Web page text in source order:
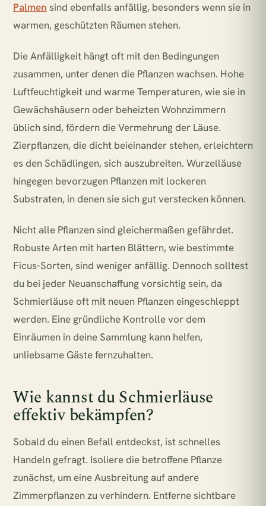
Palmen sind ebenfalls anfällig, besonders wenn sie in
warmen, geschützten Räumen stehen.
Die Anfälligkeit hängt oft mit den Bedingungen
zusammen, unter denen die Pflanzen wachsen. Hohe
Luftfeuchtigkeit und warme Temperaturen, wie sie in
Gewächshäusern oder beheizten Wohnzimmern
üblich sind, fördern die Vermehrung der Läuse.
Zierpflanzen, die dicht beieinander stehen, erleichtern
es den Schädlingen, sich auszubreiten. Wurzelläuse
hingegen bevorzugen Pflanzen mit lockeren
Substraten, in denen sie sich gut verstecken können.
Nicht alle Pflanzen sind gleichermaßen gefährdet.
Robuste Arten mit harten Blättern, wie bestimmte
Ficus-Sorten, sind weniger anfällig. Dennoch solltest
du bei jeder Neuanschaffung vorsichtig sein, da
Schmierläuse oft mit neuen Pflanzen eingeschleppt
werden. Eine gründliche Kontrolle vor dem
Einräumen in deine Sammlung kann helfen,
unliebsame Gäste fernzuhalten.
Wie kannst du Schmierläuse
effektiv bekämpfen?
Sobald du einen Befall entdeckst, ist schnelles
Handeln gefragt. Isoliere die betroffene Pflanze
zunächst, um eine Ausbreitung auf andere
Zimmerpflanzen zu verhindern. Entferne sichtbare